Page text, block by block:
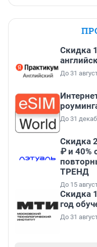
Скидка
До 31
До 31
Скидка
₽ и 40%
ТРЕНД
До 15
Скидка
год
До 31